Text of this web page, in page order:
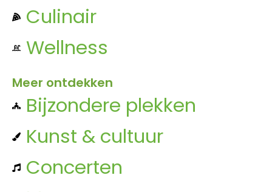
Culinair
Wellness
Meer ontdekken
Bijzondere plekken
Kunst & cultuur
Concerten